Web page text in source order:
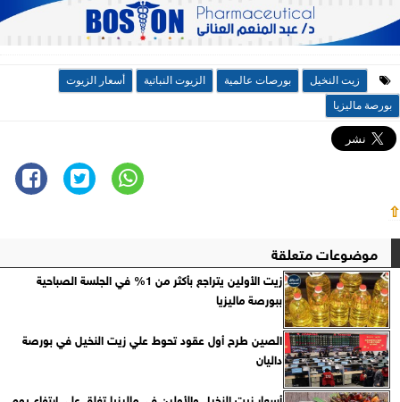
زيت النخيل بورصات عالمية الزيوت النباتية
أسعار الزيوت
بورصة ماليزيا
⇧
موضوعات متعلقة
زيت الأولين يتراجع بأكثر من 1% في الجلسة الصباحية
ببورصة ماليزيا
الصين طرح أول عقود تحوط علي زيت النخيل في بورصة
داليان